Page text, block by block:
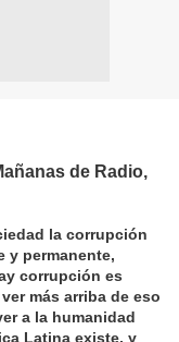
de Radio,
la corrupción
y permanente,
corrupción es
más arriba de eso
a la humanidad
Latina existe, y